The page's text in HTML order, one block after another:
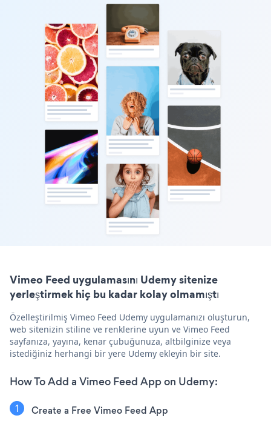
Vimeo Feed uygulamasını Udemy sitenize
yerleştirmek hiç bu kadar kolay olmamıştı
Özelleştirilmiş Vimeo Feed Udemy uygulamanızı oluşturun,
web sitenizin stiline ve renklerine uyun ve Vimeo Feed
sayfanıza, yayına, kenar çubuğunuza, altbilginize veya
istediğiniz herhangi bir yere Udemy ekleyin bir site.
How To Add a Vimeo Feed App on Udemy:
Create a Free Vimeo Feed App